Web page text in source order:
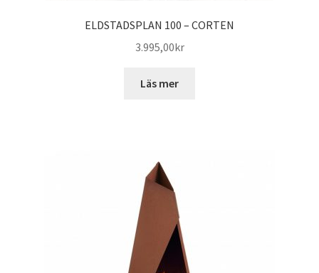
ELDSTADSPLAN 100 – CORTEN
3.995,00kr
Läs mer